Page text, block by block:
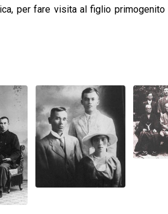
per fare visita al figlio primogenito